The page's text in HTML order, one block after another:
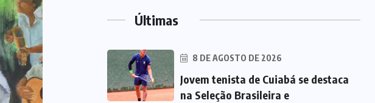
Últimas
8 DE AGOSTO DE 2026
Jovem tenista de Cuiabá se destaca
na Seleção Brasileira e